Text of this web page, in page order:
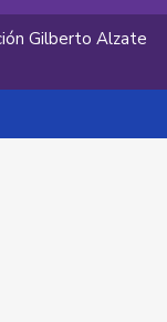
Gilberto Alzate